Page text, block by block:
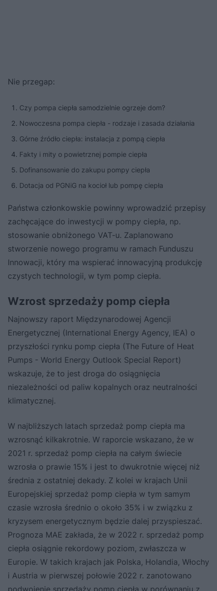
Nie przegap:
Czy pompa ciepła samodzielnie ogrzeje dom?
Nowoczesna pompa ciepła - rodzaje i zasada działania
Górne źródło ciepła: instalacja z pompą ciepła
Fakty i mity o powietrznej pompie ciepła
Dofinansowanie do zakupu pompy ciepła
Dotacja od PGNiG na kocioł lub pompę ciepła
Państwa członkowskie powinny wprowadzić przepisy
zachęcające do inwestycji w pompy ciepła, np.
stosowanie obniżonego VAT-u. Zaplanowano
stworzenie nowego programu w ramach Funduszu
Innowacji, który ma wspierać innowacyjną produkcję
czystych technologii, w tym pomp ciepła.
Wzrost sprzedaży pomp ciepła
Najnowszy raport Międzynarodowej Agencji
Energetycznej (International Energy Agency, IEA) o
przyszłości rynku pomp ciepła (The Future of Heat
Pumps - World Energy Outlook Special Report)
wskazuje, że to jest droga do osiągnięcia
niezależności od paliw kopalnych oraz neutralności
klimatycznej.
W najbliższych latach sprzedaż pomp ciepła ma
wzrosnąć kilkakrotnie. W raporcie wskazano, że w
2021 r. sprzedaż pomp ciepła na całym świecie
wzrosła o prawie 15% i jest to dwukrotnie więcej niż
średnia z ostatniej dekady. Z kolei w krajach Unii
Europejskiej sprzedaż pomp ciepła w tym samym
czasie wzrosła średnio o około 35% i w związku z
kryzysem energetycznym będzie dalej przyspieszać.
Prognoza MAE zakłada, że w 2022 r. sprzedaż pomp
ciepła osiągnie rekordowy poziom, zwłaszcza w
Europie. W takich krajach jak Polska, Holandia, Włochy
i Austria w pierwszej połowie 2022 r. zanotowano
podwojenie sprzedaży pomp ciepła w porównaniu z